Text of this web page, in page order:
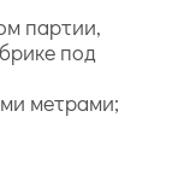
партии,
под
метрами;